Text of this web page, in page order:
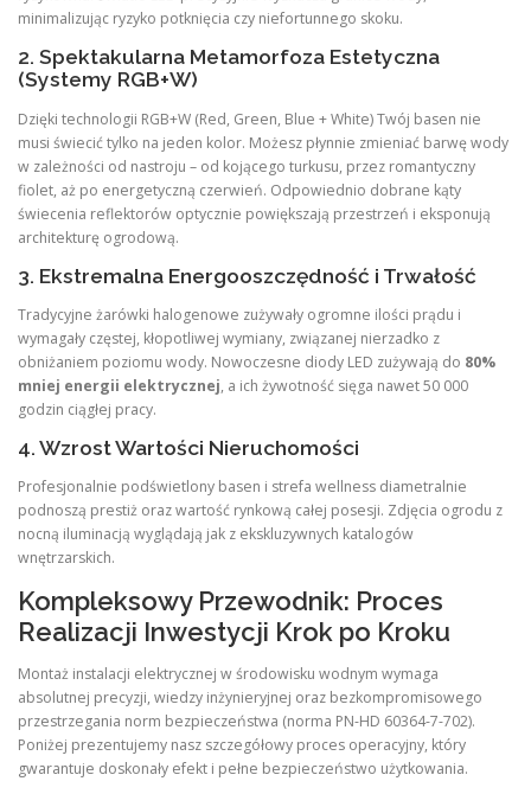
minimalizując ryzyko potknięcia czy niefortunnego skoku.
2. Spektakularna Metamorfoza Estetyczna
(Systemy RGB+W)
Dzięki technologii RGB+W (Red, Green, Blue + White) Twój basen nie
musi świecić tylko na jeden kolor. Możesz płynnie zmieniać barwę wody
w zależności od nastroju – od kojącego turkusu, przez romantyczny
fiolet, aż po energetyczną czerwień. Odpowiednio dobrane kąty
świecenia reflektorów optycznie powiększają przestrzeń i eksponują
architekturę ogrodową.
3. Ekstremalna Energooszczędność i Trwałość
Tradycyjne żarówki halogenowe zużywały ogromne ilości prądu i
wymagały częstej, kłopotliwej wymiany, związanej nierzadko z
obniżaniem poziomu wody. Nowoczesne diody LED zużywają do 80%
mniej energii elektrycznej, a ich żywotność sięga nawet 50 000
godzin ciągłej pracy.
4. Wzrost Wartości Nieruchomości
Profesjonalnie podświetlony basen i strefa wellness diametralnie
podnoszą prestiż oraz wartość rynkową całej posesji. Zdjęcia ogrodu z
nocną iluminacją wyglądają jak z ekskluzywnych katalogów
wnętrzarskich.
Kompleksowy Przewodnik: Proces
Realizacji Inwestycji Krok po Kroku
Montaż instalacji elektrycznej w środowisku wodnym wymaga
absolutnej precyzji, wiedzy inżynieryjnej oraz bezkompromisowego
przestrzegania norm bezpieczeństwa (norma PN-HD 60364-7-702).
Poniżej prezentujemy nasz szczegółowy proces operacyjny, który
gwarantuje doskonały efekt i pełne bezpieczeństwo użytkowania.